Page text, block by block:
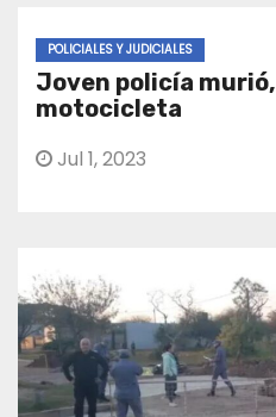
POLICIALES Y JUDICIALES
Joven policía
motocicleta
Jul 1, 2023